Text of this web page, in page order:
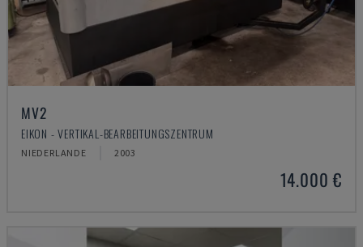
MV2
EIKON - VERTIKAL-BEARBEITUNGSZENTRUM
NIEDERLANDE 2003
14.000 €